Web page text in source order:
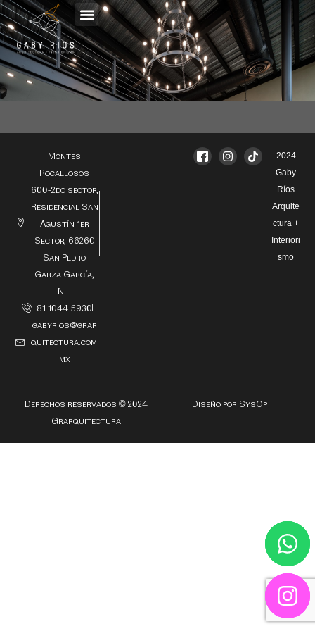
Montes
Rocallosos
600-2do sector,
Residencial San
Agustín 1er
Sector, 66260
San Pedro
Garza García,
N.L
81 1044 5930
gabyrios@grar
quitectura.com.
mx
2024
Gaby
Ríos
Arquite
ctura +
Interiori
smo
Derechos reservados © 2024
Grarquitectura
Diseño por SysOp